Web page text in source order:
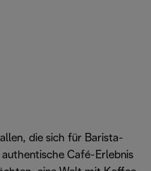
die sich für Barista-
Café-Erlebnis